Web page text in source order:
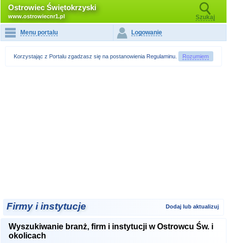
Ostrowiec Świętokrzyski
www.ostrowiecnr1.pl Szukaj
Menu portalu Logowanie
Korzystając z Portalu zgadzasz się na postanowienia Regulaminu Rozumiem
Firmy i instytucje Dodaj lub aktualizuj
Wyszukiwanie branż, firm i instytucji w Ostrowcu Św. i
okolicach